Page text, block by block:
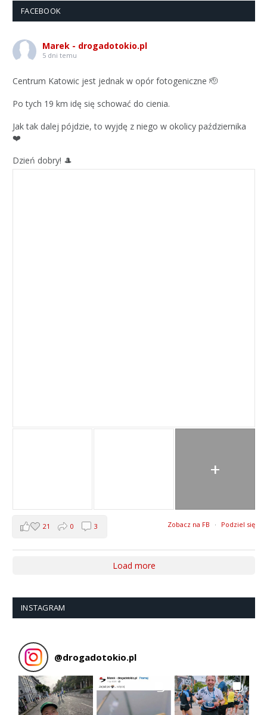
FACEBOOK
Marek - drogadotokio.pl
5 dni temu
Centrum Katowic jest jednak w opór fotogeniczne 🫡
Po tych 19 km idę się schować do cienia.
Jak tak dalej pójdzie, to wyjdę z niego w okolicy października
❤️
Dzień dobry! 🎩
+
Zobacz na FB · Podziel się
21 0 3
Load more
INSTAGRAM
@drogadotokio.pl